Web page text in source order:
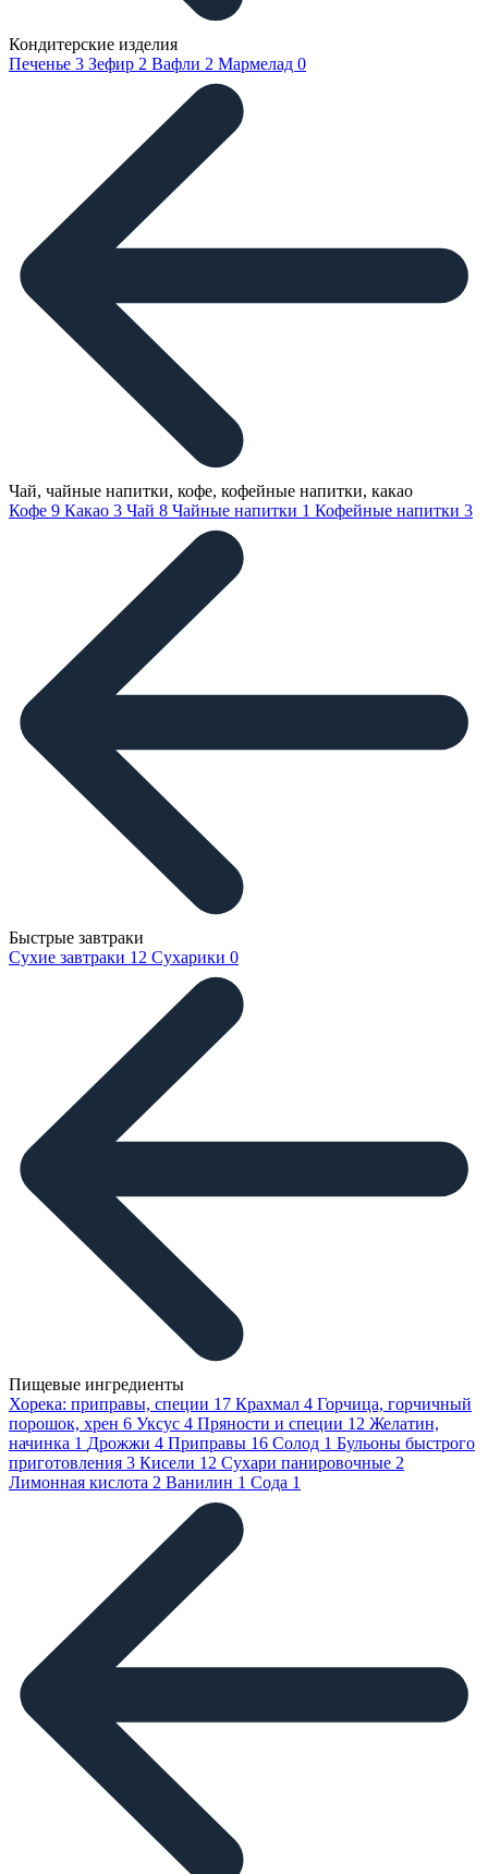
Кондитерские изделия
Печенье 3 Зефир 2 Вафли 2 Мармелад 0
Чай, чайные напитки, кофе, кофейные напитки, какао
Кофе 9 Какао 3 Чай 8 Чайные напитки 1 Кофейные напитки 3
Быстрые завтраки
Сухие завтраки 12 Сухарики 0
Пищевые ингредиенты
Хорека: приправы, специи 17 Крахмал 4 Горчица, горчичный
порошок, хрен 6 Уксус 4 Пряности и специи 12 Желатин,
начинка 1 Дрожжи 4 Приправы 16 Солод 1 Бульоны быстрого
приготовления 3 Кисели 12 Сухари панировочные 2
Лимонная кислота 2 Ванилин 1 Сода 1